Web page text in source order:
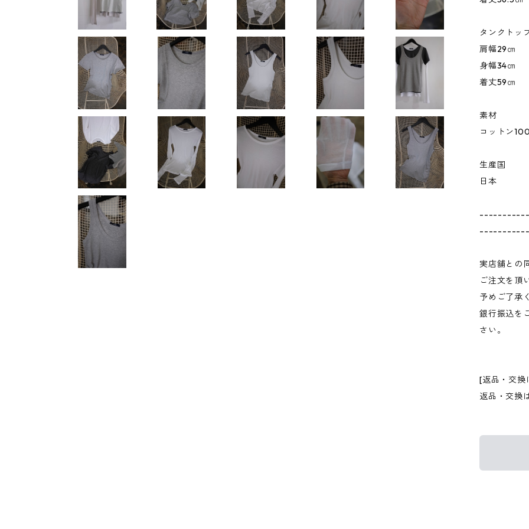
タンクトッ
肩幅29㎝
身幅34㎝
着丈59㎝
素材
コットン
生産国
日本
実店舗との
ご注文を頂
予めご了承
銀行振込を
さい。
[返品・交換
返品・交換